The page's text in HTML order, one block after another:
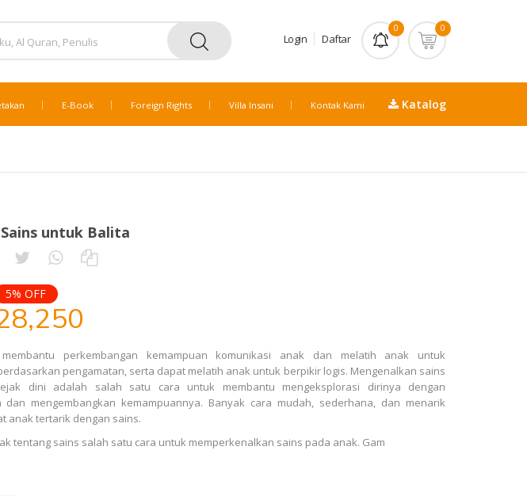
Login Daftar
0 0
E-Book Foreign Rights Villa Insani Kontak Kami Katalog
untuk Balita
5% OFF
perkembangan kemampuan komunikasi anak dan melatih anak untuk
pengamatan, serta dapat melatih anak untuk berpikir logis. Mengenalkan sains
dini adalah salah satu cara untuk membantu mengeksplorasi dirinya dengan
dan mengembangkan kemampuannya. Banyak cara mudah, sederhana, dan menarik
anak tertarik dengan sains.
tentang sains salah satu cara untuk memperkenalkan sains pada anak. Gam